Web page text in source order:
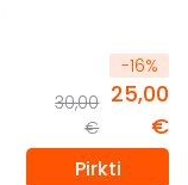
-16%
30,00
€
25,00
€
Pirkti